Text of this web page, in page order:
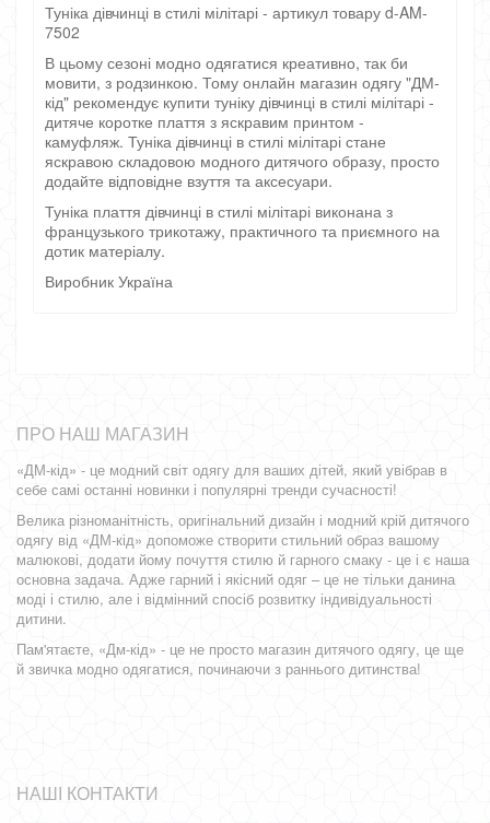
Туніка дівчинці в стилі мілітарі - артикул товару d-AM-
7502
В цьому сезоні модно одягатися креативно, так би
мовити, з родзинкою. Тому онлайн магазин одягу "ДМ-
кід" рекомендує купити туніку дівчинці в стилі мілітарі -
дитяче коротке плаття з яскравим принтом -
камуфляж. Туніка дівчинці в стилі мілітарі стане
яскравою складовою модного дитячого образу, просто
додайте відповідне взуття та аксесуари.
Туніка плаття дівчинці в стилі мілітарі виконана з
французького трикотажу, практичного та приємного на
дотик матеріалу.
Виробник Україна
ПРО НАШ МАГАЗИН
«ДМ-кід» - це модний світ одягу для ваших дітей, який увібрав в
себе самі останні новинки і популярні тренди сучасності!
Велика різноманітність, оригінальний дизайн і модний крій дитячого
одягу від «ДМ-кід» допоможе створити стильний образ вашому
малюкові, додати йому почуття стилю й гарного смаку - це і є наша
основна задача. Адже гарний і якісний одяг – це не тільки данина
моді і стилю, але і відмінний спосіб розвитку індивідуальності
дитини.
Пам'ятаєте, «Дм-кід» - це не просто магазин дитячого одягу, це ще
й звичка модно одягатися, починаючи з раннього дитинства!
НАШІ КОНТАКТИ